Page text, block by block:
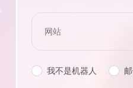
我不是机器人